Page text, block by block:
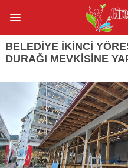
BELEDİYE İKİNCİ
DURAĞI MEVKİSİNE